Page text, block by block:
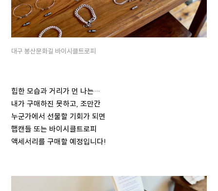
대구 봉산문화길 바이시클트로피
힙한 모습과 거리가 먼 나는…
내가 구매하진 못하고, 조만간
누군가에서 선물할 기회가 되면
햅캔들 또는 바이시클트로피
액세서리를 구매할 예정입니다!